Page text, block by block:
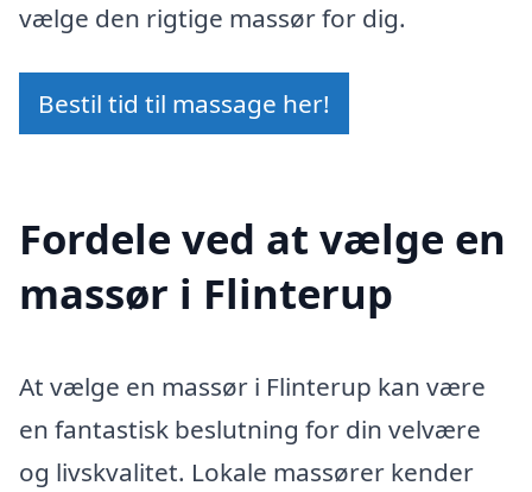
vælge den rigtige massør for dig.
Bestil tid til massage her!
Fordele ved at vælge en
massør i Flinterup
At vælge en massør i Flinterup kan være
en fantastisk beslutning for din velvære
og livskvalitet. Lokale massører kender